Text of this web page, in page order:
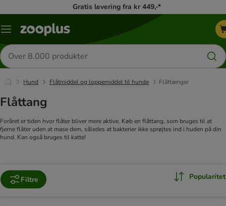
Gratis levering fra kr 449,-*
Menu
Søg
efter
produkter
Hund Flåtmiddel og loppemiddel til hunde Flåttænger
Flåttang
Foråret er tiden hvor flåter bliver mere aktive. Køb en flåttang, som bruges til at
fjerne flåter uden at mase dem, således at bakterier ikke sprøjtes ind i huden på din
hund. Kan også bruges til katte!
Filtre Popularitet